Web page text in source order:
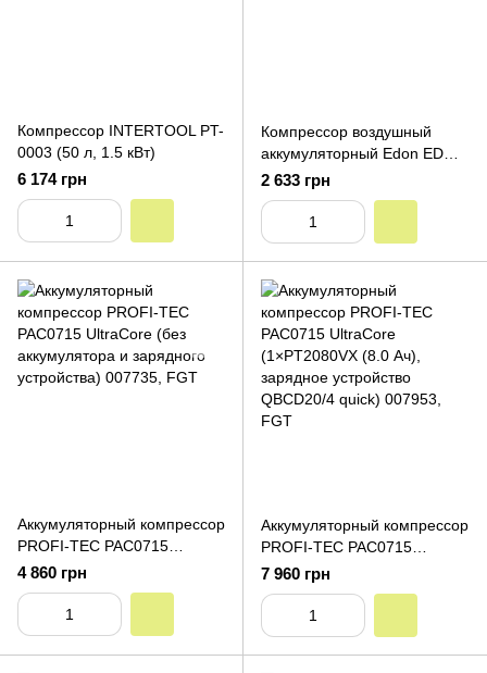
Компрессор INTERTOOL PT-
0003 (50 л, 1.5 кВт)
6 174 грн
Компрессор воздушный
аккумуляторный Edon ED
AC-21/150 (2.0 Аг х2,
зарядное устройство)
2 633 грн
Аккумуляторный компрессор
PROFI-TEC PAC0715
UltraCore (без аккумулятора
и зарядного устройства)
4 860 грн
Аккумуляторный компрессор
PROFI-TEC PAC0715
UltraCore (1×PT2080VX (8.0
Ач), зарядное устройство
QBCD20/4 quick)
7 960 грн